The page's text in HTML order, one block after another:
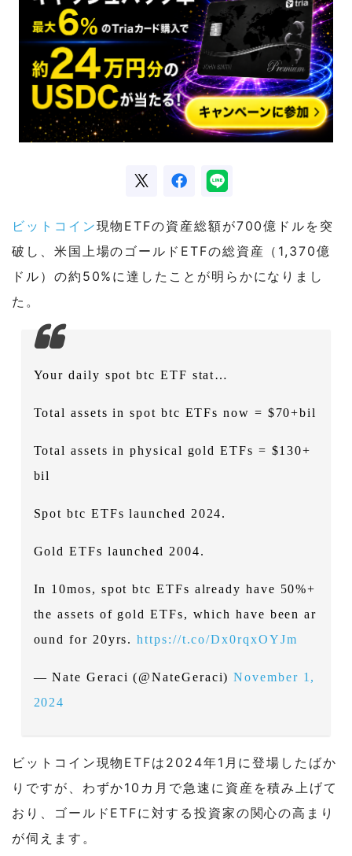
ビットコイン現物ETFの資産総額が700億ドルを突
破し、米国上場のゴールドETFの総資産（1,370億
ドル）の約50%に達したことが明らかになりまし
た。
Your daily spot btc ETF stat…
Total assets in spot btc ETFs now = $70+bil
Total assets in physical gold ETFs = $130+
bil
Spot btc ETFs launched 2024.
Gold ETFs launched 2004.
In 10mos, spot btc ETFs already have 50%+
the assets of gold ETFs, which have been ar
ound for 20yrs.https://t.co/Dx0rqxOYJm
— Nate Geraci (@NateGeraci)November 1,
2024
ビットコイン現物ETFは2024年1月に登場したばか
りですが、わずか10カ月で急速に資産を積み上げて
おり、ゴールドETFに対する投資家の関心の高まり
が伺えます。